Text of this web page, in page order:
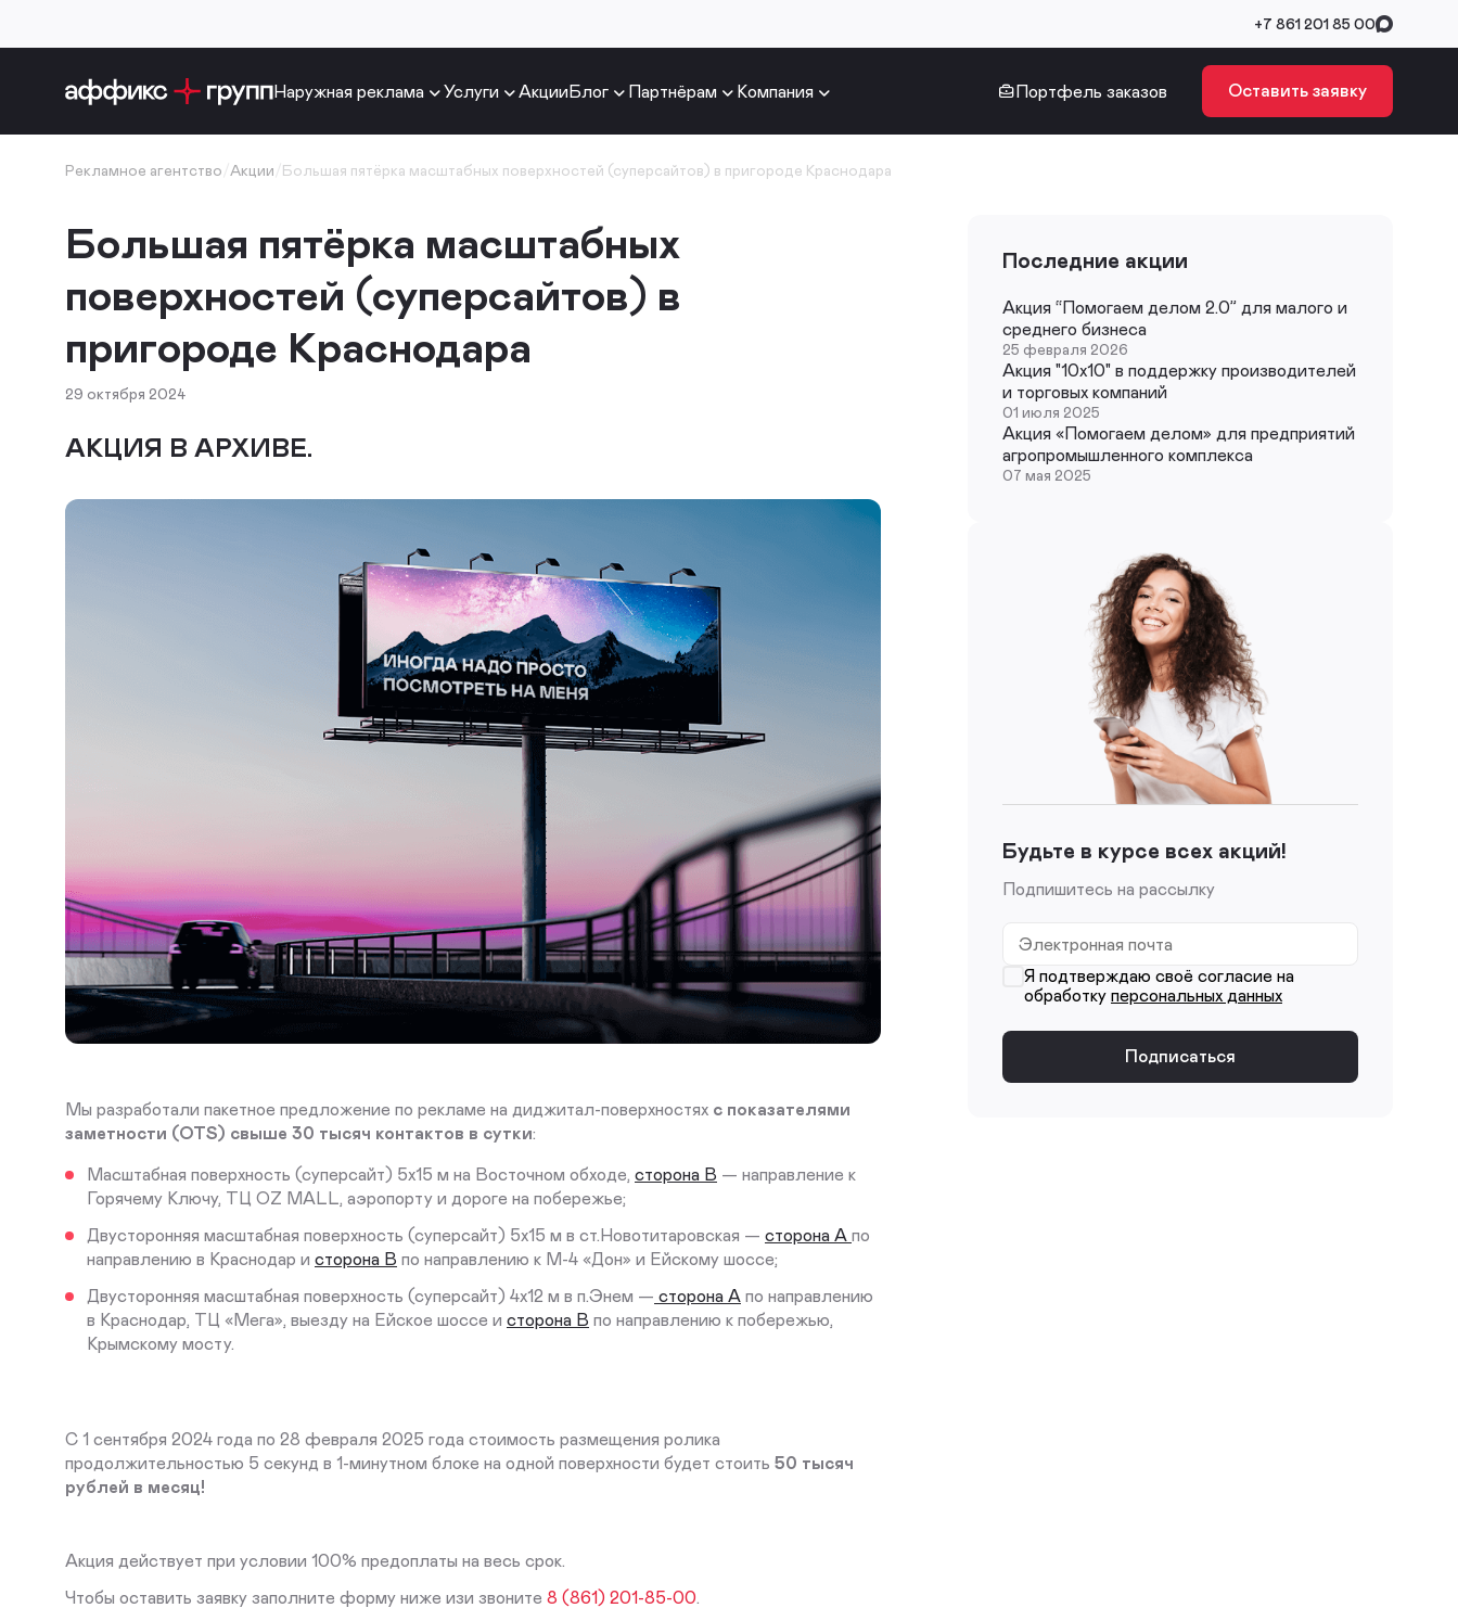
+7 861 201 85 00
Наружная реклама Услуги АкцииБлог Партнёрам Компания Портфель заказов Оставить заявку
Рекламное агентство Акции Большая пятёрка масштабных поверхностей (суперсайтов) в пригороде Краснодара
Большая пятёрка масштабных
поверхностей (суперсайтов) в
пригороде Краснодара
29 октября 2024
АКЦИЯ В АРХИВЕ.
Мы разработали пакетное предложение по рекламе на диджитал-поверхностях с показателями
заметности (OTS) свыше 30 тысяч контактов в сутки:
Масштабная поверхность (суперсайт) 5х15 м на Восточном обходе, сторона В — направление к
Горячему Ключу, ТЦ OZ MALL, аэропорту и дороге на побережье;
Двусторонняя масштабная поверхность (суперсайт) 5х15 м в ст.Новотитаровская — сторона А по
направлению в Краснодар и сторона В по направлению к М-4 «Дон» и Ейскому шоссе;
Двусторонняя масштабная поверхность (суперсайт) 4х12 м в п.Энем — сторона А по направлению
в Краснодар, ТЦ «Мега», выезду на Ейское шоссе и сторона В по направлению к побережью,
Крымскому мосту.
С 1 сентября 2024 года по 28 февраля 2025 года стоимость размещения ролика
продолжительностью 5 секунд в 1-минутном блоке на одной поверхности будет стоить 50 тысяч
рублей в месяц!
Акция действует при условии 100% предоплаты на весь срок.
Чтобы оставить заявку заполните форму ниже изи звоните 8 (861) 201-85-00
Последние акции
Акция “Помогаем делом 2.0” для малого и
среднего бизнеса
25 февраля 2026
Акция "10х10" в поддержку производителей
и торговых компаний
01 июля 2025
Акция «Помогаем делом» для предприятий
агропромышленного комплекса
07 мая 2025
Будьте в курсе всех акций!
Подпишитесь на рассылку
Я подтверждаю своё согласие на
обработку персональных данных